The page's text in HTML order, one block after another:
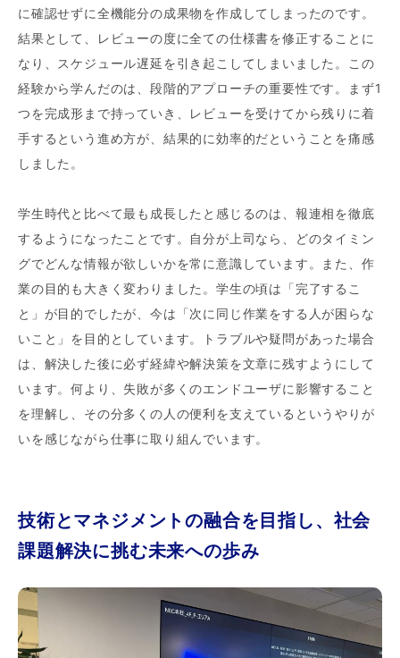
に確認せずに全機能分の成果物を作成してしまったのです。
結果として、レビューの度に全ての仕様書を修正することに
なり、スケジュール遅延を引き起こしてしまいました。この
経験から学んだのは、段階的アプローチの重要性です。まず1
つを完成形まで持っていき、レビューを受けてから残りに着
手するという進め方が、結果的に効率的だということを痛感
しました。
学生時代と比べて最も成長したと感じるのは、報連相を徹底
するようになったことです。自分が上司なら、どのタイミン
グでどんな情報が欲しいかを常に意識しています。また、作
業の目的も大きく変わりました。学生の頃は「完了するこ
と」が目的でしたが、今は「次に同じ作業をする人が困らな
いこと」を目的としています。トラブルや疑問があった場合
は、解決した後に必ず経緯や解決策を文章に残すようにして
います。何より、失敗が多くのエンドユーザに影響すること
を理解し、その分多くの人の便利を支えているというやりが
いを感じながら仕事に取り組んでいます。
技術とマネジメントの融合を目指し、社会
課題解決に挑む未来への歩み